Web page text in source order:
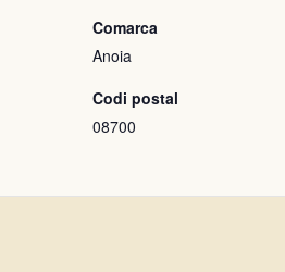
Comarca
Anoia
Codi postal
08700